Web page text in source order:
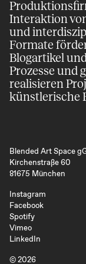
MT: Oh, it
not.
DB: I sent
pieces and
but just pretty
what it should
ourselves on
being
with a red
very precise
Inter­aktion
und
Formate
Blog­artikel
Prozesse und
realisieren
künstlerische
Blended Art Space
Kirchenstraße 60
81675 München
Instagram
Facebook
Spotify
Vimeo
LinkedIn
© 2026